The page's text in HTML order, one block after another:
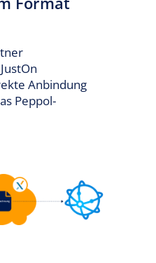
Anbindung
Peppol-